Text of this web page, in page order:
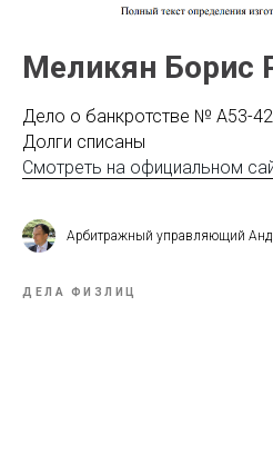
Меликян Борис
Дело о банкротстве № А53-
Долги списаны
Смотреть на официальном
Арбитражный управляющий
ДЕЛА ФИЗЛИЦ